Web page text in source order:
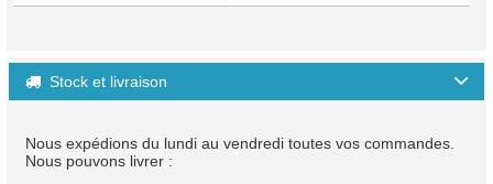
 Stock et livraison
Nous expédions du lundi au vendredi toutes vos commandes.
Nous pouvons livrer :